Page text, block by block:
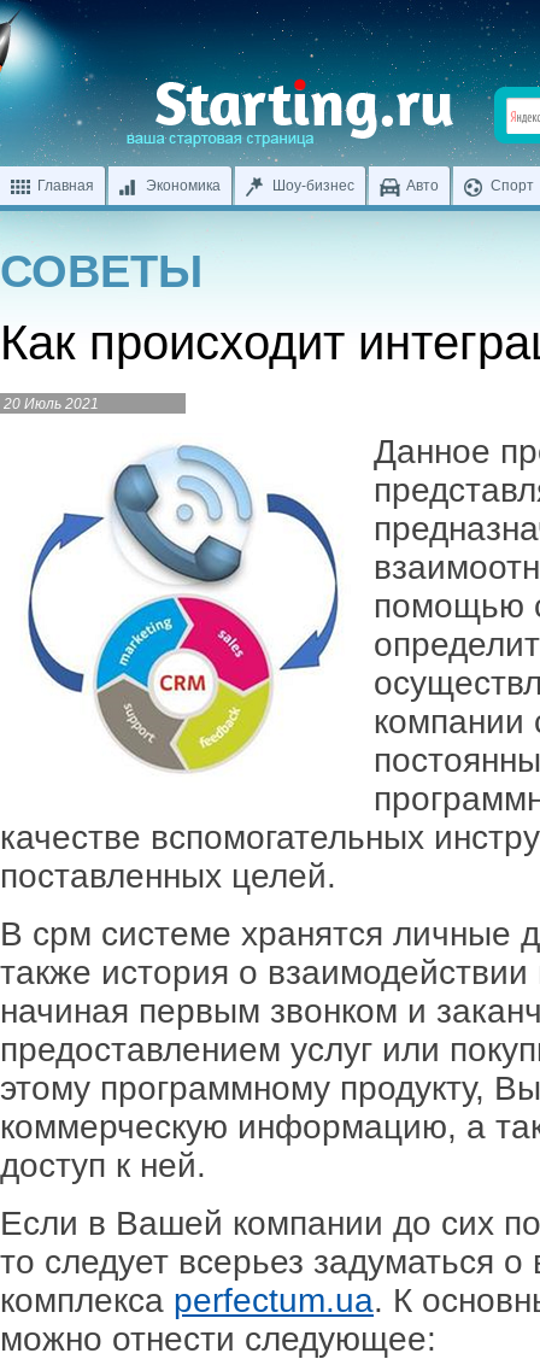
Главная Экономика Шоу-бизнес Авто Спорт
СОВЕТЫ
Как происходит
20 Июль 2021
Данное
помощью
компании
качестве вспомогательных
поставленных целей.
В срм системе хранятся личные
также история о
начиная первым звонком и
предоставлением услуг или
этому программному продукту,
коммерческую информацию, а
доступ к ней.
Если в Вашей компании до сих
то следует всерьез задуматься
комплекса perfectum.ua. К
можно отнести следующее: